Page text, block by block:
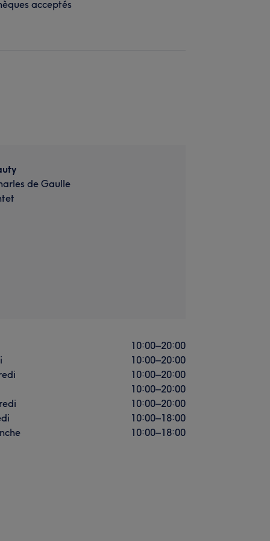
acceptés
de Gaulle
10:00–20:00
10:00–20:00
10:00–20:00
10:00–20:00
10:00–20:00
10:00–18:00
10:00–18:00